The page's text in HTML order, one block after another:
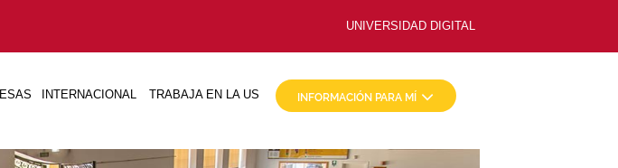
UNIVERSIDAD DIGITAL
INTERNACIONAL TRABAJA EN LA US